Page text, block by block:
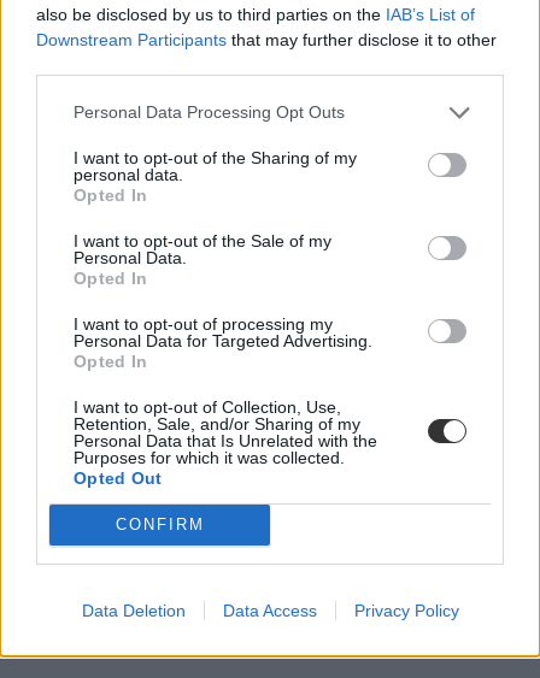
also be disclosed by us to third parties on the IAB’s List of
Downstream Participants that may further disclose it to other
Personal Data Processing Opt Outs
I want to opt-out of the Sharing of my
personal data.
Opted In
I want to opt-out of the Sale of my
Personal Data.
Opted In
I want to opt-out of processing my
Personal Data for Targeted Advertising.
Opted In
I want to opt-out of Collection, Use,
Retention, Sale, and/or Sharing of my
Personal Data that Is Unrelated with the
Purposes for which it was collected.
Opted Out
CONFIRM
Data Deletion Data Access Privacy Policy